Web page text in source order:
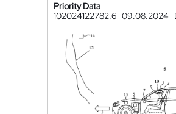
Priority Data
102024122782.6 09.08.2024